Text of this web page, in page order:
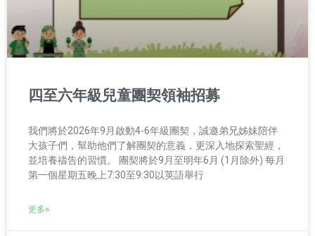
四至六年級兒童團契領袖招募
我們將於2026年9月啟動4-6年級團契，誠邀弟兄姊妹陪伴
大孩子們，幫助他們了解團契的意義，更深入地探索聖經，
並培養禱告的習慣。 團契將於9月至明年6月 (1月除外) 每月
第一個星期五晚上7:30至9:30以英語舉行
更多»